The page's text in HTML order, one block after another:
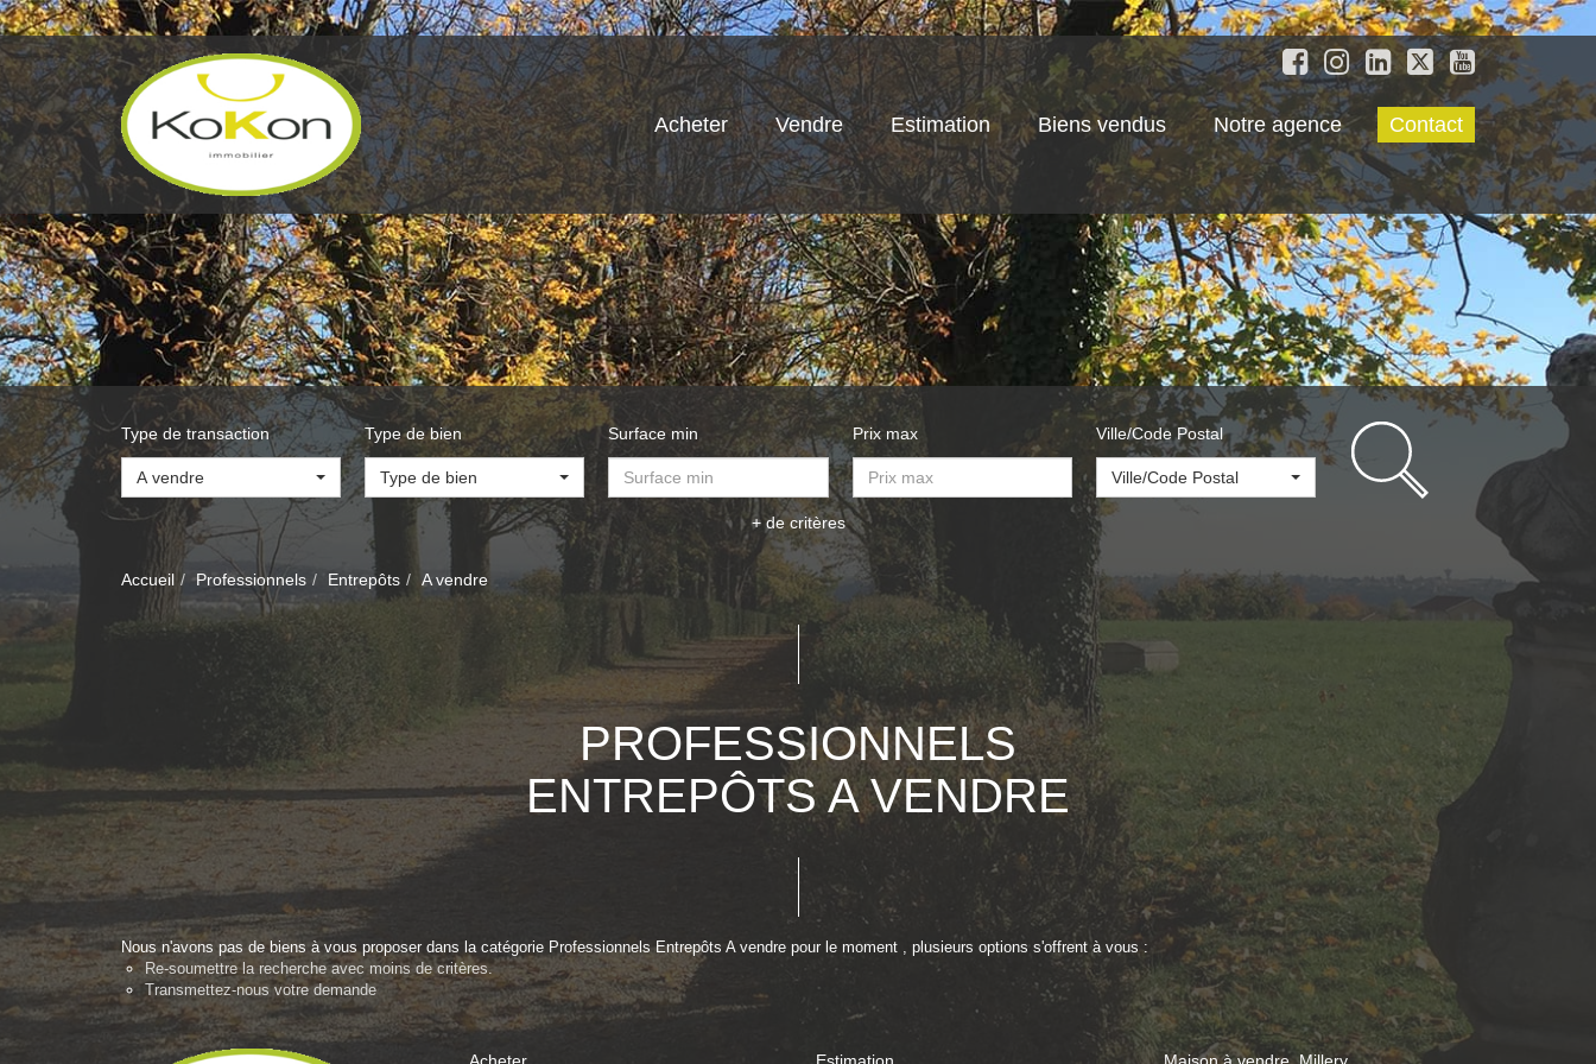
Acheter Vendre Estimation Biens vendus Notre agence Contact
Type de transaction
A vendre
Type de bien
Type de bien
Surface min Prix max Ville/Code Postal
Ville/Code Postal
+ de critères
Accueil Professionnels Entrepôts A vendre
PROFESSIONNELS
ENTREPÔTS A VENDRE
Nous n'avons pas de biens à vous proposer dans la catégorie Professionnels Entrepôts A vendre pour le moment , plusieurs options s'offrent à vous :
Re-soumettre la recherche avec moins de critères.
Transmettez-nous votre demande